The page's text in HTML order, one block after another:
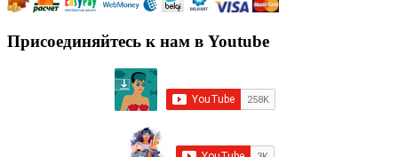
Присоединяйтесь к нам в Youtube